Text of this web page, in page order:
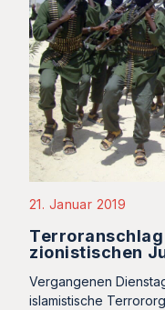
21. Januar 2019
Terroranschlag
zionistischen
Vergangenen
islamistische